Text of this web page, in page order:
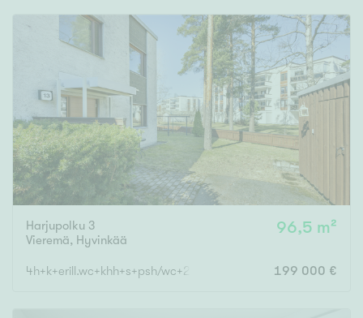
Tyydyttävä
Ominaisuudet
Hissi
Järvi- tai merinäköala
Maalämpö
Oma ranta
Oma sauna
Parveke
Harjupolku 3
Vieremä, Hyvinkää
96,5 m²
4h+k+erill.wc+khh+s+psh/wc+2xvh+lasitettu 199 000 €